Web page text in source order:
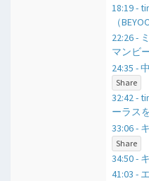
18:19 -
（
22:26 -
マンビ
24:35 -
Share
32:42 -
ーラス
33:06 -
Share
34:50 -
41:03 -